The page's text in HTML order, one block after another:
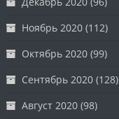
Ноябрь 2020 (112)
Октябрь 2020 (99)
Сентябрь 2020 (128)
Август 2020 (98)